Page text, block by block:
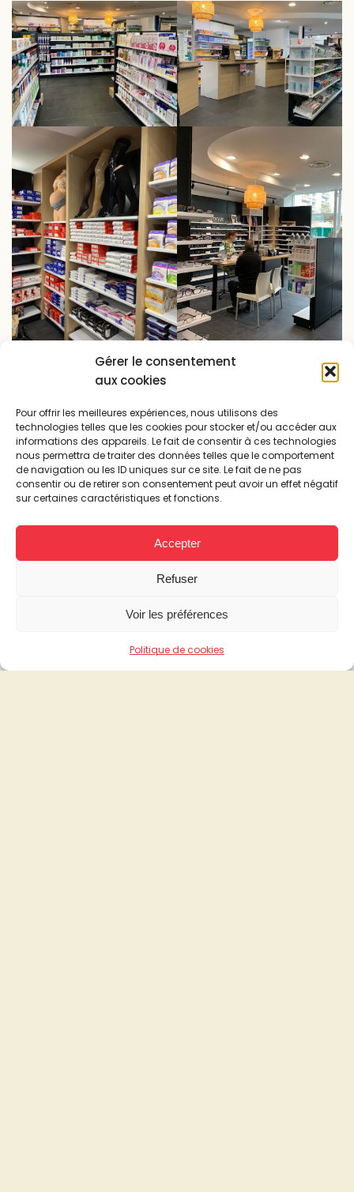
Gérer le consentement
aux cookies
Pour offrir les meilleures expériences, nous utilisons des
technologies telles que les cookies pour stocker et/ou accéder aux
informations des appareils. Le fait de consentir à ces technologies
nous permettra de traiter des données telles que le comportement
de navigation ou les ID uniques sur ce site. Le fait de ne pas
consentir ou de retirer son consentement peut avoir un effet négatif
sur certaines caractéristiques et fonctions.
Accepter
Refuser
Voir les préférences
Politique de cookies
Réalisation précédente :
Pharmacie Metro Wagram - Paris
Réalisation suivante :
Pharmacie du Marché (Leader Santé) – Saint-Ouen